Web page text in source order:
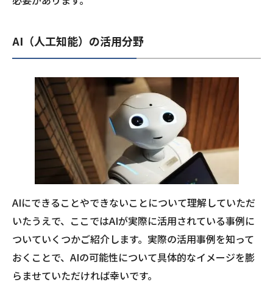
AI（人工知能）の活用分野
AIにできることやできないことについて理解していただ
いたうえで、ここではAIが実際に活用されている事例に
ついていくつかご紹介します。実際の活用事例を知って
おくことで、AIの可能性について具体的なイメージを膨
らませていただければ幸いです。